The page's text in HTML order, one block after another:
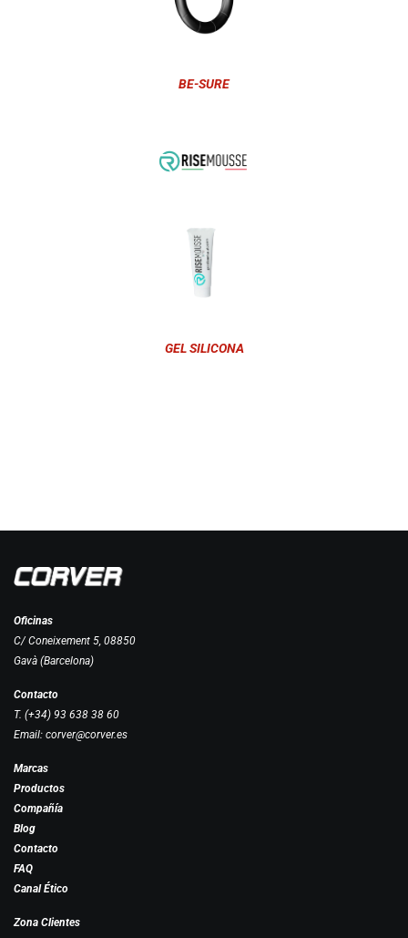
BE-SURE
GEL SILICONA
Oficinas
C/ Coneixement 5, 08850
Gavà (Barcelona)
Contacto
T. (+34) 93 638 38 60
Email: corver@corver.es
Marcas
Productos
Compañía
Blog
Contacto
FAQ
Canal Ético
Zona Clientes